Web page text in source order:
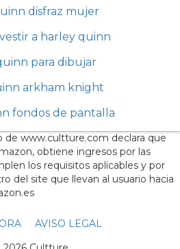
disfraz mujer
a harley quinn
para dibujar
arkham knight
fondos de pantalla
www.cultture.com declara que
obtiene ingresos por las
los requisitos aplicables y por
del site que llevan al usuario hacia
AVISO LEGAL